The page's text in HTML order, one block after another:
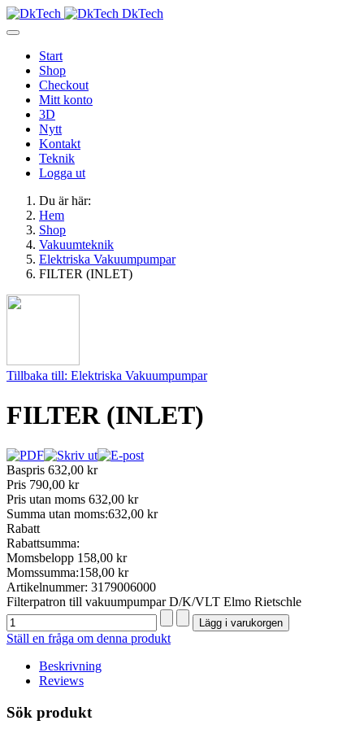
DkTech
Start
Shop
Checkout
Mitt konto
3D
Nytt
Kontakt
Teknik
Logga ut
Du är här:
Hem
Shop
Vakuumteknik
Elektriska Vakuumpumpar
FILTER (INLET)
Tillbaka till: Elektriska Vakuumpumpar
FILTER (INLET)
Baspris 632,00 kr
Pris 790,00 kr
Pris utan moms 632,00 kr
Summa utan moms:632,00 kr
Rabatt
Rabattsumma:
Momsbelopp 158,00 kr
Momssumma:158,00 kr
Artikelnummer: 3179006000
Filterpatron till vakuumpumpar D/K/VLT Elmo Rietschle
Ställ en fråga om denna produkt
Beskrivning
Reviews
Sök produkt